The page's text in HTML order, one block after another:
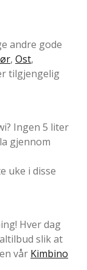
andre gode
, Ost,
tilgjengelig
Ingen 5 liter
gjennom
uke i disse
Hver dag
slik at
vår Kimbino